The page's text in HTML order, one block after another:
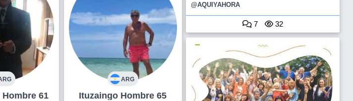
25 de Mayo Hombre 61
ARG
Ituzaingo Hombre 65
@AQUIYAHORA
7 32